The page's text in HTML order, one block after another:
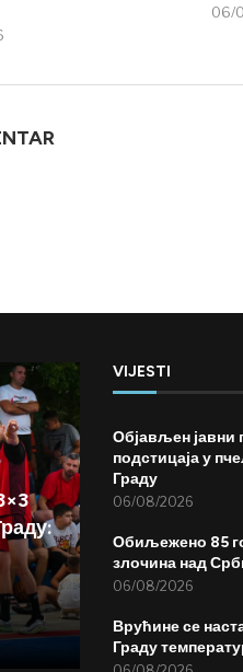
06/
VIJESTI
Објављен јавни
подстицаја у
Граду
06/08/2026
Обиљежено 85
злочина над
06/08/2026
Врућине се
Граду